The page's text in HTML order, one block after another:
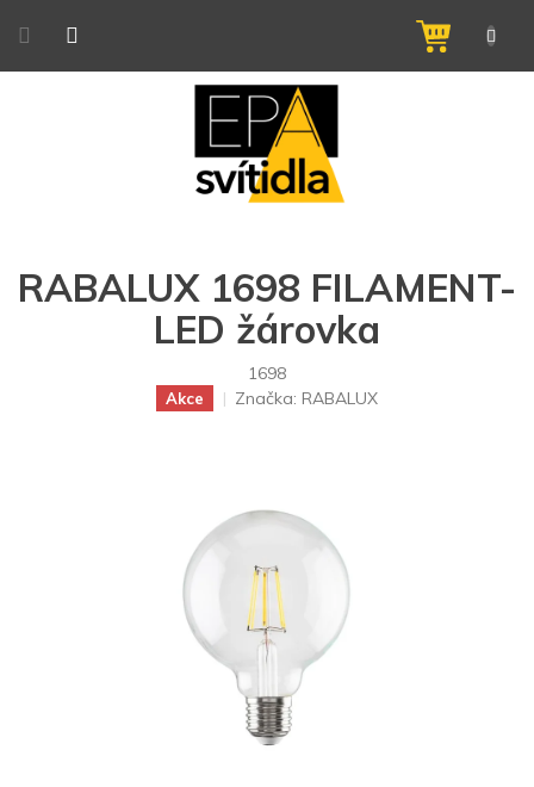
NÁKUPNÍ
KOŠÍK
RABALUX 1698 FILAMENT-
LED žárovka
1698
Akce Značka: RABALUX